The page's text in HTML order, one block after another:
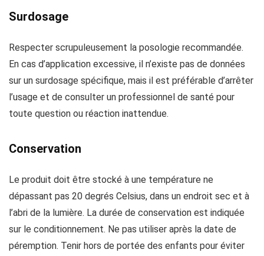
Surdosage
Respecter scrupuleusement la posologie recommandée.
En cas d’application excessive, il n’existe pas de données
sur un surdosage spécifique, mais il est préférable d’arrêter
l’usage et de consulter un professionnel de santé pour
toute question ou réaction inattendue.
Conservation
Le produit doit être stocké à une température ne
dépassant pas 20 degrés Celsius, dans un endroit sec et à
l’abri de la lumière. La durée de conservation est indiquée
sur le conditionnement. Ne pas utiliser après la date de
péremption. Tenir hors de portée des enfants pour éviter